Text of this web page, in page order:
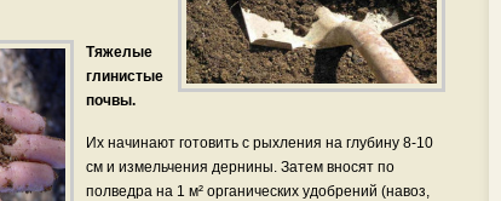
Тяжелые
глинистые
почвы.
Их начинают готовить с рыхления на глубину 8-10
см и измельчения дернины. Затем вносят по
полведра на 1 м² органических удобрений (навоз,